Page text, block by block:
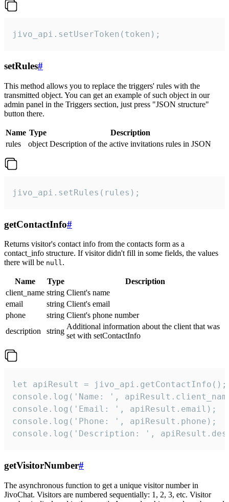
jivo_api.setUserToken(token);
setRules#
This method allows you to replace the triggers' rules with the
transmitted object. You can get an example of such object in our
admin panel in the Triggers section, just press "JSON structure"
button there.
Name Type
Description
rules
object Description of the active invitations rules in JSON
jivo_api.setRules(rules);
getContactInfo#
Returns visitor's contact info from the contacts form as a
contact_info structure. If visitor didn't fill in some fields, the values
there will be null.
Name Type
Description
client_name string Client's name
email
string Client's email
phone
string Client's phone number
description
string
Additional information about the client that was
set with setContactInfo
let apiResult = jivo_api.getContactInfo();
console.log('Name: ',
console.log('Email: ', apiResult.email);
console.log('Phone: ', apiResult.phone);
console.log('Description: ',
getVisitorNumber#
The asynchronous function to get a unique visitor number in
JivoChat. Visitors are numbered sequentially: 1, 2, 3, etc. Visitor